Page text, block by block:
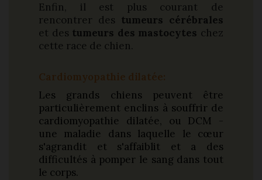
Enfin, il est plus courant de
rencontrer des tumeurs cérébrales
et des tumeurs des mastocytes chez
cette race de chien.
Cardiomyopathie dilatée:
Les grands chiens peuvent être
particulièrement enclins à souffrir de
cardiomyopathie dilatée, ou DCM -
une maladie dans laquelle le cœur
s'agrandit et s'affaiblit et a des
difficultés à pomper le sang dans tout
le corps.